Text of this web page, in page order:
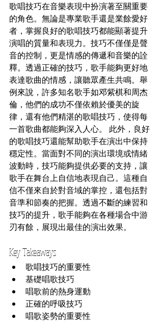
歌唱技巧在音樂表現中扮演著至關重要
的角色。無論是專業歌手還是業餘愛好
者，掌握良好的歌唱技巧都能顯著提升
演唱的質量和表現力。技巧不僅僅是聲
音的控制，更是情感的傳遞和音樂的詮
釋。透過正確的技巧，歌手能夠更好地
表達歌曲的情感，讓聽眾產生共鳴。舉
例來說，許多知名歌手如邓紫棋和周杰
倫，他們的成功不僅依賴於優美的旋
律，還有他們精湛的歌唱技巧，使得每
一首歌曲都能夠深入人心。 此外，良好
的歌唱技巧還能幫助歌手在演出中保持
穩定性。當面對不同的演出環境或情緒
波動時，技巧能夠提供必要的支持，讓
歌手在舞台上自信地表現自己。這種自
信不僅來自於對音域的掌控，還包括對
音準和節奏的把握。透過不斷的練習和
技巧的提升，歌手能夠在各種場合中游
刃有餘，展現出最佳的演出效果。
Key Takeaways
歌唱技巧的重要性
基礎唱歌技巧
唱歌前的熱身運動
正確的呼吸技巧
唱歌姿勢的重要性